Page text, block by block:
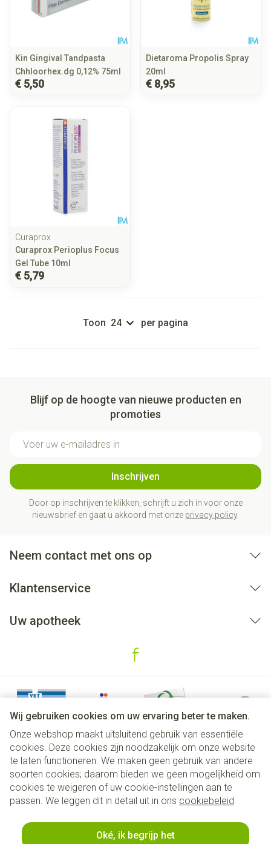
Wij gebruiken cookies om uw ervaring beter te maken.
Onze webshop maakt uitsluitend gebruik van essentiële
cookies. Deze cookies zijn noodzakelijk om onze website
te laten functioneren. We maken geen gebruik van andere
soorten cookies; daarom bieden we geen mogelijkheid om
cookies te weigeren of uw cookie-instellingen aan te
passen. We leggen dit in detail uit in ons cookiebeleid
Oké, ik begrijp het
Kin Gingival Tandpasta
Chhloorhex.dg 0,12% 75ml
€ 5,50
Dietaroma Propolis Spray
20ml
€ 8,95
Curaprox
Curaprox Perioplus Focus
Gel Tube 10ml
€ 5,79
Toon per pagina
Blijf op de hoogte van nieuwe producten en
promoties
Inschrijven
Door op inschrijven te klikken, schrijft u zich in voor onze
nieuwsbrief en gaat u akkoord met onze privacy policy.
Neem contact met ons op
Klantenservice
Uw apotheek
Juridische links